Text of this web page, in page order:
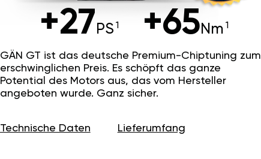
+27 PS +65 Nm
GÄN GT ist das deutsche Premium-Chiptuning zum
erschwinglichen Preis. Es schöpft das ganze
Potential des Motors aus, das vom Hersteller
angeboten wurde. Ganz sicher.
Technische Daten Lieferumfang